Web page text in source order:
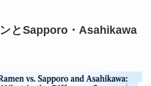
とSapporo・Asahikawa